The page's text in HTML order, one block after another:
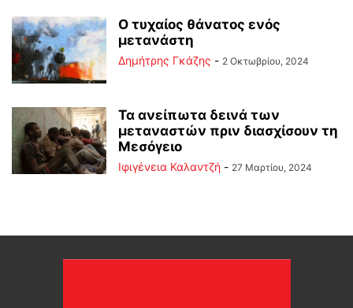
Ο τυχαίος θάνατος ενός
μετανάστη
Δημήτρης Γκάζης - 2 Οκτωβρίου, 2024
Τα ανείπωτα δεινά των
μεταναστών πριν διασχίσουν τη
Μεσόγειο
Ιφιγένεια Καλαντζή - 27 Μαρτίου, 2024